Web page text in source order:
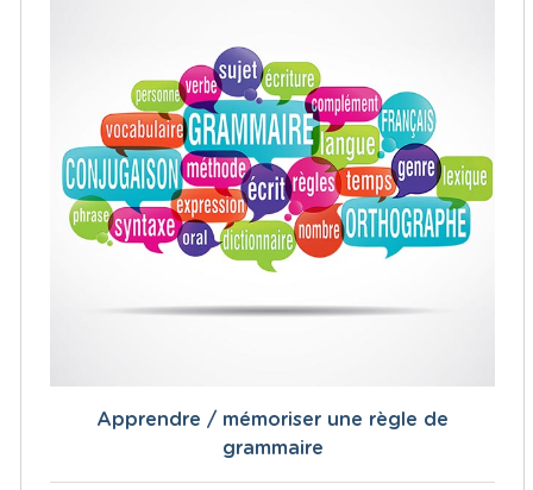
Apprendre / mémoriser une règle de
grammaire